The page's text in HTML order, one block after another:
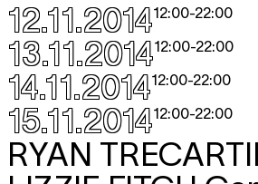
12.11.201412:00-22:00
13.11.201412:00-22:00
14.11.201412:00-22:00
15.11.201412:00-22:00
RYAN